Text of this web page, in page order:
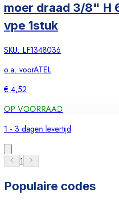
moer draad 3/8" H
vpe 1stuk
SKU: LF1348036
o.a. voorATEL
€ 4,52
OP VOORRAAD
1 - 3 dagen levertijd
1
Populaire codes